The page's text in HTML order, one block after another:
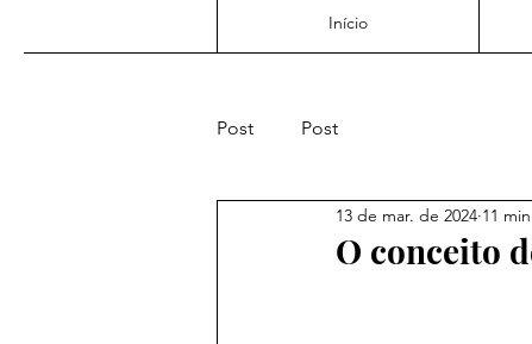
Início
Post Post
O conceito
13 de mar. de 2024 11